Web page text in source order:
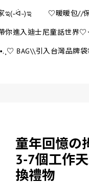
ಇ(˵ᐛ˵)ಇ ♡暖暖包//
你進入迪士尼童話世界
BAG\\引入台灣品牌
童年回憶の
3-7個工作
換禮物